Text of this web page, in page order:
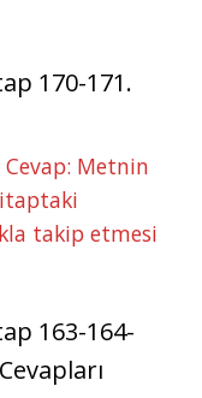
170-171.
Cevap: Metnin
takip etmesi
163-164-